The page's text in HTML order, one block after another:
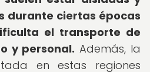
durante ciertas épocas
el transporte de
y personal. Además, la
en estas regiones